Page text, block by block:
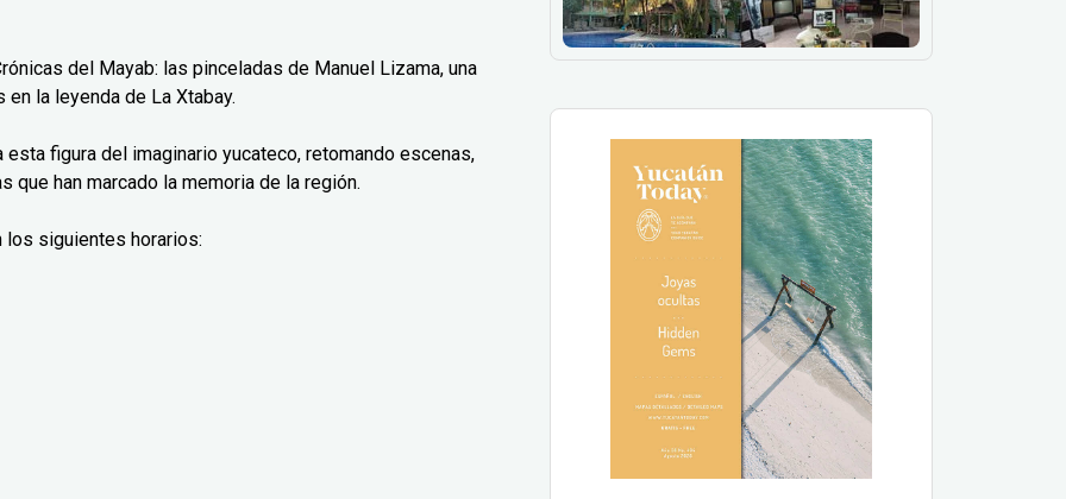
del Mayab: las pinceladas de Manuel Lizama, una
la leyenda de La Xtabay.
figura del imaginario yucateco, retomando escenas,
han marcado la memoria de la región.
siguientes horarios: